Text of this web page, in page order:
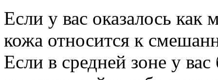
Если у вас оказалось
кожа относится к
Если в средней зоне у